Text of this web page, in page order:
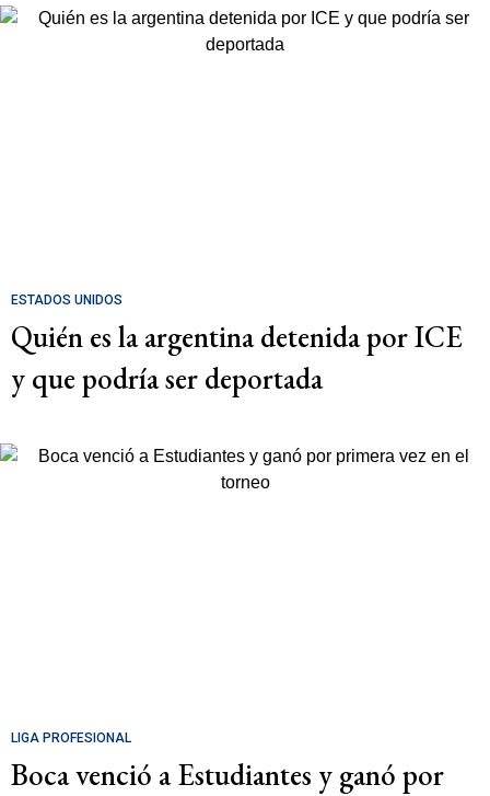
ESTADOS UNIDOS
Quién es la argentina detenida por ICE
y que podría ser deportada
LIGA PROFESIONAL
Boca venció a Estudiantes y ganó por